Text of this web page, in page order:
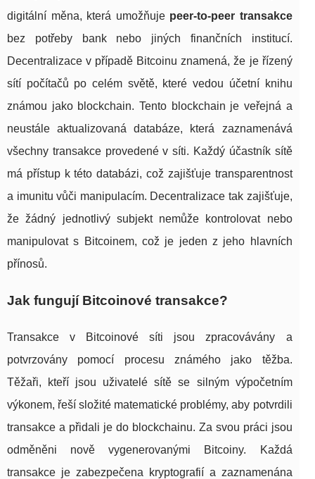
digitální měna, která umožňuje peer-to-peer transakce
bez potřeby bank nebo jiných finančních institucí.
Decentralizace v případě Bitcoinu znamená, že je řízený
sítí počítačů po celém světě, které vedou účetní knihu
známou jako blockchain. Tento blockchain je veřejná a
neustále aktualizovaná databáze, která zaznamenává
všechny transakce provedené v síti. Každý účastník sítě
má přístup k této databázi, což zajišťuje transparentnost
a imunitu vůči manipulacím. Decentralizace tak zajišťuje,
že žádný jednotlivý subjekt nemůže kontrolovat nebo
manipulovat s Bitcoinem, což je jeden z jeho hlavních
přínosů.
Jak fungují Bitcoinové transakce?
Transakce v Bitcoinové síti jsou zpracovávány a
potvrzovány pomocí procesu známého jako těžba.
Těžaři, kteří jsou uživatelé sítě se silným výpočetním
výkonem, řeší složité matematické problémy, aby potvrdili
transakce a přidali je do blockchainu. Za svou práci jsou
odměněni nově vygenerovanými Bitcoiny. Každá
transakce je zabezpečena kryptografií a zaznamenána